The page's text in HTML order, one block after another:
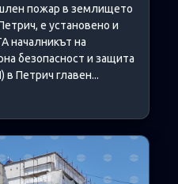
пожар в землището
е установено и
началникът на
безопасност и защита
в Петрич главен...